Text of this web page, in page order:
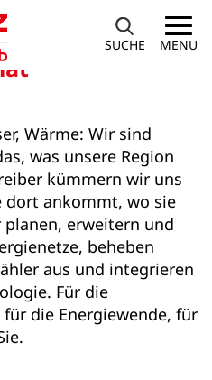
die Zukunft
Wärme: Wir sind
was unsere Region
kümmern wir uns
dort ankommt, wo sie
erweitern und
beheben
aus und integrieren
Für die
die Energiewende, für
SUCHE MENU